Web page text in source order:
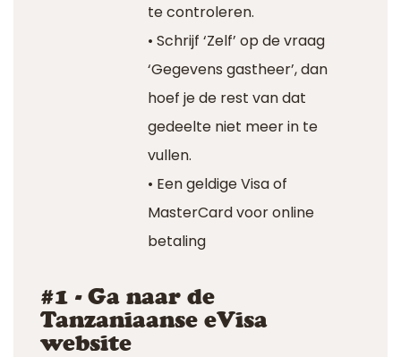
te controleren.
• Schrijf ‘Zelf’ op de vraag
‘Gegevens gastheer’, dan
hoef je de rest van dat
gedeelte niet meer in te
vullen.
• Een geldige Visa of
MasterCard voor online
betaling
#1 - Ga naar de
Tanzaniaanse eVisa
website